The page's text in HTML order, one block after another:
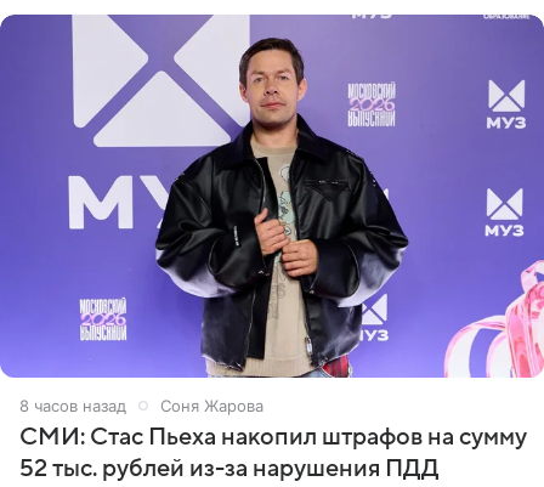
8 часов назад Соня Жарова
СМИ: Стас Пьеха накопил штрафов на сумму
52 тыс. рублей из-за нарушения ПДД